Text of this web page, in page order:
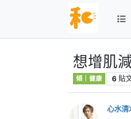
想增肌
傾｜健康 6 貼
心水清